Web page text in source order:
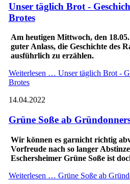
Unser täglich Brot -
Brotes
Am heutigen Mittwoch, den
guter Anlass, die Geschichte des
ausführlich zu erzählen.
Weiterlesen … Unser täglich Brot -
Brotes
14.04.2022
Grüne Soße ab
Wir können es garnicht richtig
Vorfreude nach so langer
Eschersheimer Grüne Soße ist
Weiterlesen … Grüne Soße ab